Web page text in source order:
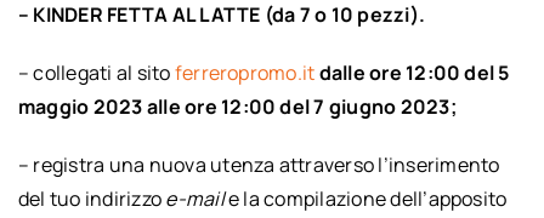
– KINDER FETTA AL LATTE (da 7 o 10 pezzi).
– collegati al sitoferreropromo.itdalle ore 12:00 del 5
maggio 2023 alle ore 12:00 del 7 giugno 2023;
– registra una nuova utenza attraverso l’inserimento
del tuo indirizzoe-maile la compilazione dell’apposito